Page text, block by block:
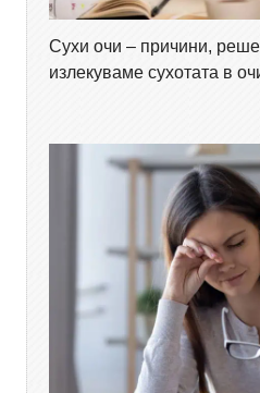
Сухи очи – причини,
излекуваме сухотата в